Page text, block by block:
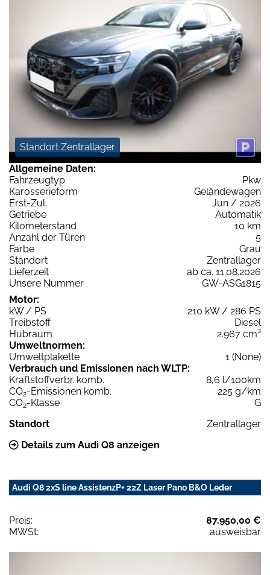
Standort Zentrallager
Allgemeine Daten:
Fahrzeugtyp
Pkw
Karosserieform
Geländewagen
Erst-Zul.
Jun / 2026
Getriebe
Automatik
Kilometerstand
10 km
Anzahl der Türen
5
Farbe
Grau
Standort
Zentrallager
Lieferzeit
ab ca. 11.08.2026
Unsere Nummer
GW-ASG1815
Motor:
kW / PS
210 kW / 286 PS
Treibstoff
Diesel
Hubraum
2.967 cm³
Umweltnormen:
Umweltplakette
1 (None)
Verbrauch und Emissionen nach WLTP:
Kraftstoffverbr. komb.
8,6 l/100km
CO2-Emissionen komb.
225 g/km
CO2-Klasse
G
Standort
Zentrallager
Details zum Audi Q8 anzeigen
Audi Q8 2xS line AssistenzP+ 22Z Laser Pano B&O Leder
Preis:
87.950,00 €
MWSt:
ausweisbar